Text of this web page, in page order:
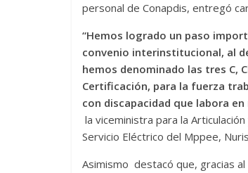
personal de Conapdis, entregó
“Hemos logrado un paso
convenio interinstitucional, al
hemos denominado las tres C,
Certificación, para la fuerza
con discapacidad que labora
la viceministra para la
Servicio Eléctrico del Mppee,
Asimismo destacó que, gracias